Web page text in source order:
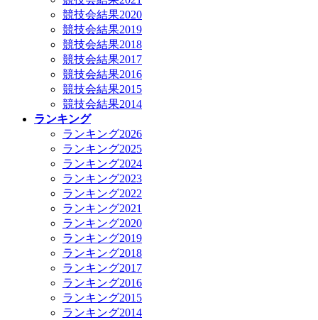
競技会結果2020
競技会結果2019
競技会結果2018
競技会結果2017
競技会結果2016
競技会結果2015
競技会結果2014
ランキング
ランキング2026
ランキング2025
ランキング2024
ランキング2023
ランキング2022
ランキング2021
ランキング2020
ランキング2019
ランキング2018
ランキング2017
ランキング2016
ランキング2015
ランキング2014